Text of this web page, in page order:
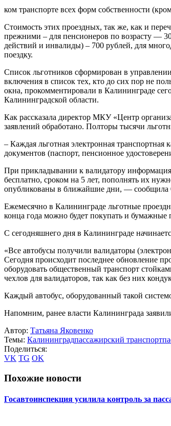
ком транспорте всех форм собственности
Стоимость этих проездных, так же, как и
прежними – для пенсионеров по возрасту —
действий и инвалиды) – 700 рублей, для
поездку.
Список льготников сформирован в
включения в список тех, кто до сих пор не
окна, прокомментировали в Калининграде
Калининградской области.
Как рассказала директор МКУ «Центр
заявлений обработано. Полторы тысячи
– Каждая льготная электронная
документов (паспорт, пенсионное
При прикладывании к валидатору информация
бесплатно, сроком на 5 лет, пополнять их
опубликованы в ближайшие дни, — сообщила
Ежемесячно в Калининграде льготные
конца года можно будет покупать и
С сегодняшнего дня в Калининграде
«Все автобусы получили валидаторы
Сегодня происходит последнее обновление
оборудовать общественный транспорт
чехлов для валидаторов, так как без них
Каждый автобус, оборудованный такой
Напомним, ранее власти Калининграда
Автор: Татьяна Яковенко
Темы: Калининградпассажирский транспорт
Поделиться:
VK TG OK
Похожие новости
Госавтоинспекция усилила контроль за